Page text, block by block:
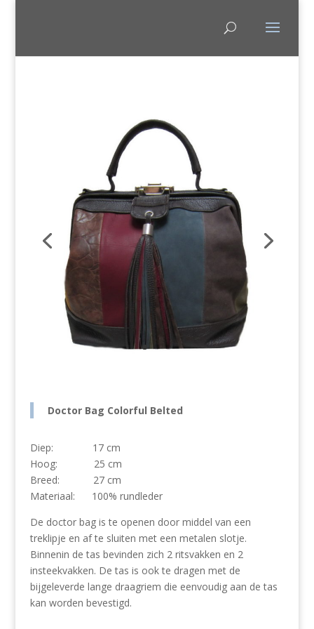
Doctor Bag Colorful Belted
Diep: 17 cm
Hoog: 25 cm
Breed: 27 cm
Materiaal: 100% rundleder
De doctor bag is te openen door middel van een
treklipje en af te sluiten met een metalen slotje.
Binnenin de tas bevinden zich 2 ritsvakken en 2
insteekvakken. De tas is ook te dragen met de
bijgeleverde lange draagriem die eenvoudig aan de tas
kan worden bevestigd.